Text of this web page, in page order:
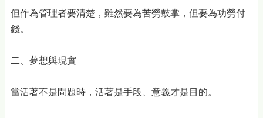
但作為管理者要清楚，雖然要為苦勞鼓掌，但要為功勞付
錢。
二、夢想與現實
當活著不是問題時，活著是手段、意義才是目的。